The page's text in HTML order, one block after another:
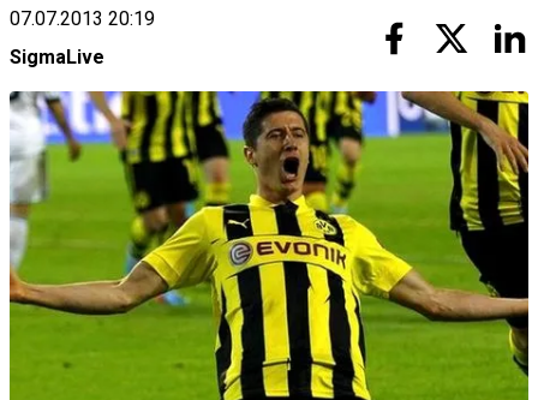
07.07.2013 20:19
SigmaLive